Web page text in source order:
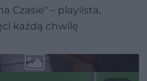
Czasie" – playlista,
każdą chwilę